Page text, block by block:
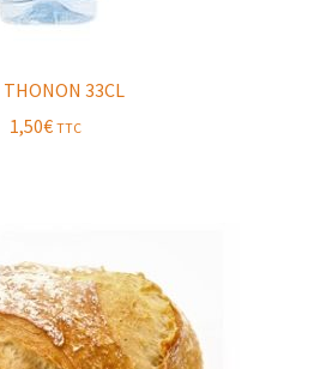
THONON 33CL
1,50€ TTC